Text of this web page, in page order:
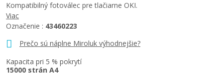
Prečo sú náplne Miroluk výhodnejšie?
Kapacita pri 5 % pokrytí
15000 strán A4
Kompatibilný fotoválec pre tlačiarne OKI.
Viac
Označenie : 43460223